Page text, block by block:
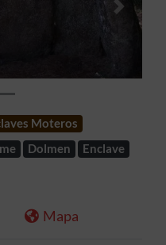
Moteros
Dolmen
Enclave
Mapa